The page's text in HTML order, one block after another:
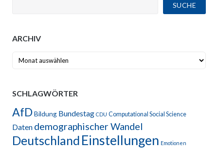
SUCHE
ARCHIV
Archiv
SCHLAGWÖRTER
AfDBildung Bundestag CDU Computational Social Science
Daten demographischer Wandel
Deutschland Einstellungen Emotionen